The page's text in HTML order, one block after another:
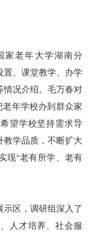
家老年大学湖南分
置、课堂教学、办学
情况介绍。毛万春对
老年学校办到群众家
望学校坚持需求导
教学品质，不断扩大
现“老有所学、老有
区，调研组深入了
人才培养、社会服